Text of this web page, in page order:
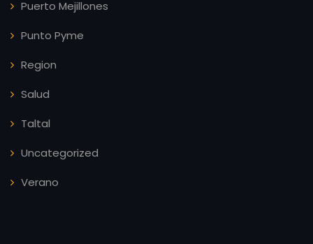
Puerto Mejillones
Punto Pyme
Region
Salud
Taltal
Uncategorized
Verano